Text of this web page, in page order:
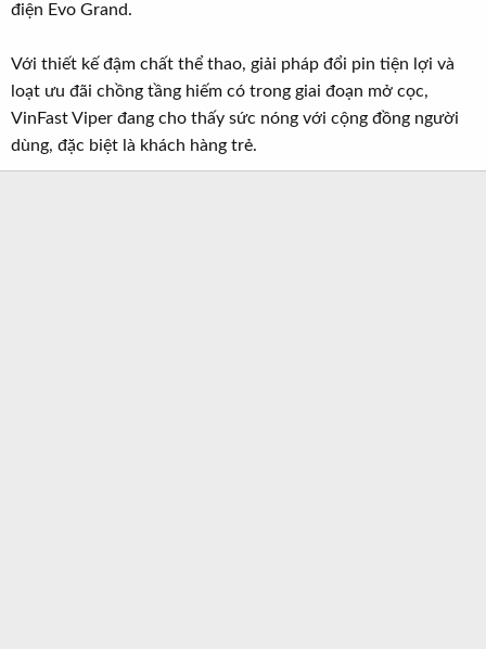
điện Evo Grand.
Với thiết kế đậm chất thể thao, giải pháp đổi pin tiện lợi và
loạt ưu đãi chồng tầng hiếm có trong giai đoạn mở cọc,
VinFast Viper đang cho thấy sức nóng với cộng đồng người
dùng, đặc biệt là khách hàng trẻ.